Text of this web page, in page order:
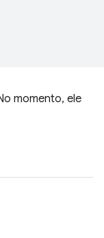
momento, ele